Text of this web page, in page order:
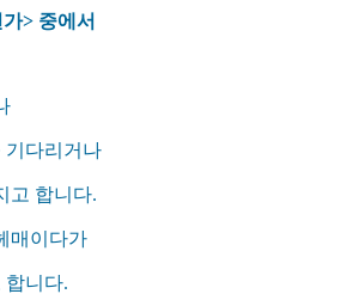
> 중에서
기다리거나
고 합니다.
매이다가
합니다.